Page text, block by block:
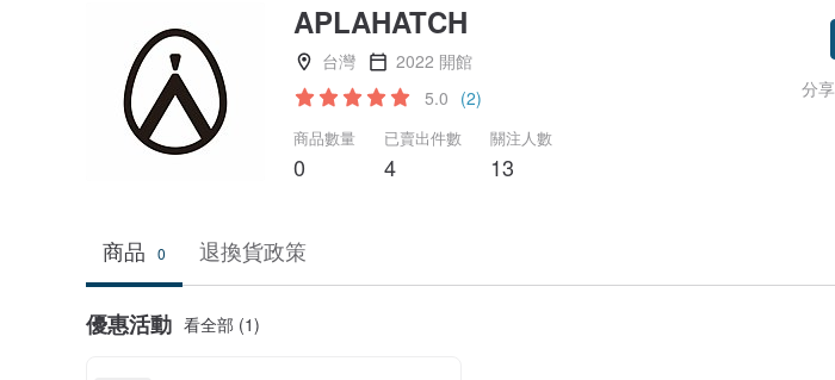
APLAHATCH
台灣
2022 開館
5.0 (2)
商品數量
0
已賣出件數
4
關注人數
13
分享
商品 0 退換貨政策
優惠活動 看全部 (1)